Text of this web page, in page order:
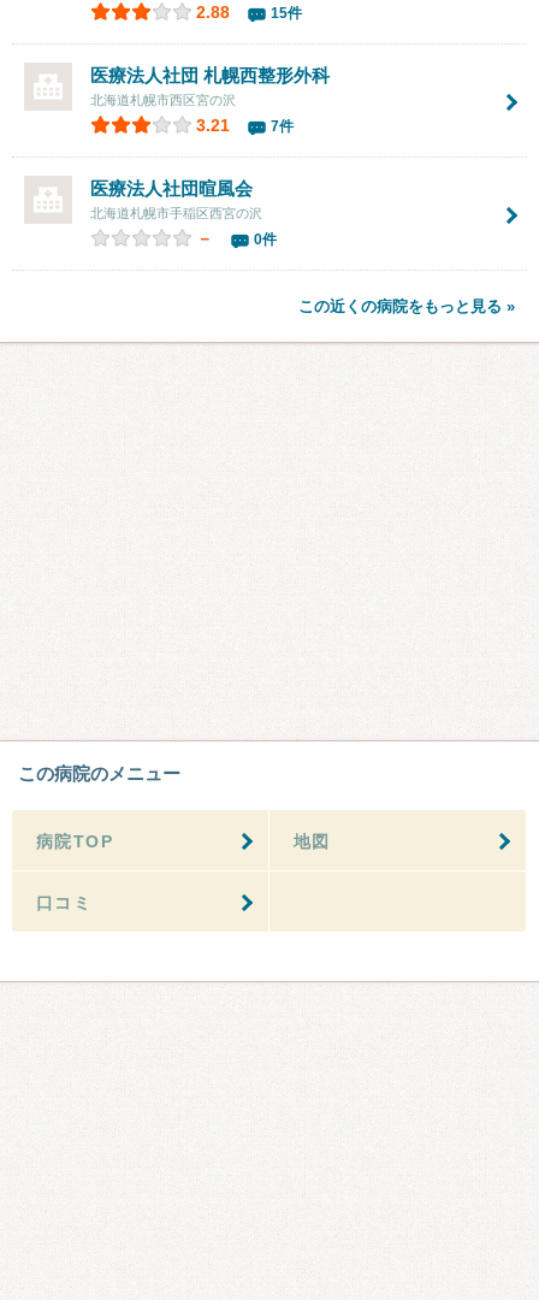
2.88 15件
医療法人社団 札幌西整形外科
北海道札幌市西区宮の沢
3.21 7件
医療法人社団暄風会
北海道札幌市手稲区西宮の沢
－ 0件
この近くの病院をもっと見る »
この病院のメニュー
病院TOP 地図
口コミ